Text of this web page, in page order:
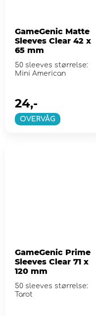
GameGenic Matte
Sleeves Clear 42 x
65 mm
50 sleeves størrelse:
Mini American
OVERVÅG
24,-
GameGenic Prime
Sleeves Clear 71 x
120 mm
50 sleeves størrelse:
Tarot